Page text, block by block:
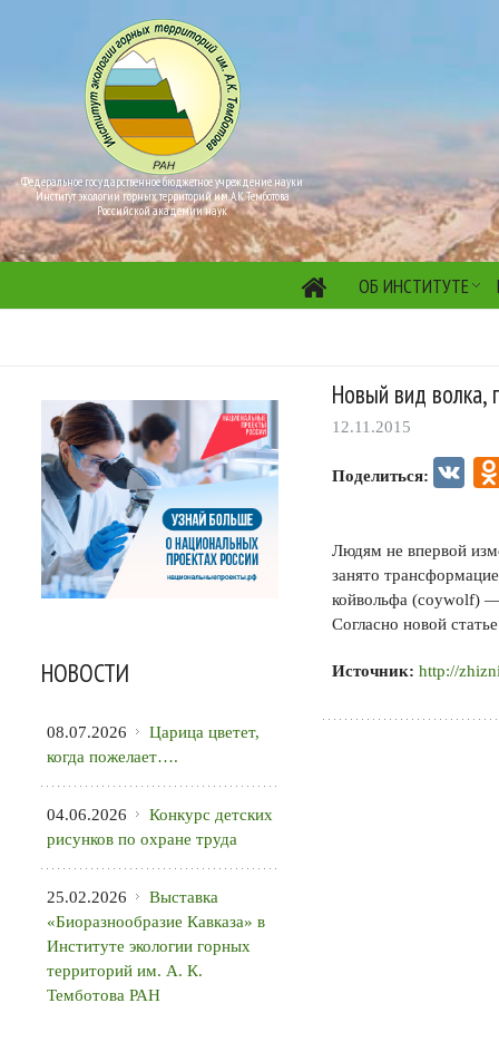
Федеральное государственное бюджетное учреждение науки
Институт экологии горных территорий им. А.К. Темботова
Российской академии наук
ОБ ИНСТИТУТЕ
Новый вид волка,
12.11.2015
Поделиться: VK
Людям не впервой
занято
койвольфа (coywolf) —
Согласно новой
Источник: http://
НОВОСТИ
08.07.2026
Царица цветет,
когда пожелает….
04.06.2026
Конкурс детских
рисунков по охране труда
25.02.2026
Выставка
«Биоразнообразие Кавказа» в
Институте экологии горных
территорий им. А. К.
Темботова РАН